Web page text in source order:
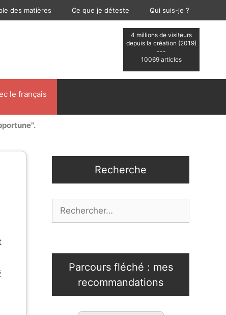
des matières Ce que je déteste Qui suis-je ?
4 millions de visiteurs
depuis la création (2019)
---
10069 articles
le français
Recherche
Parcours fléché : mes
recommandations